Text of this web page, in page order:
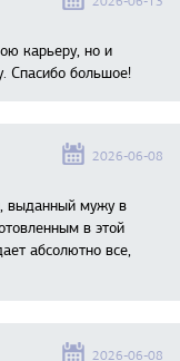
карьеру, но и
Спасибо большое!
2026-06-08
выданный мужу в
в этой
абсолютно все,
2026-06-08